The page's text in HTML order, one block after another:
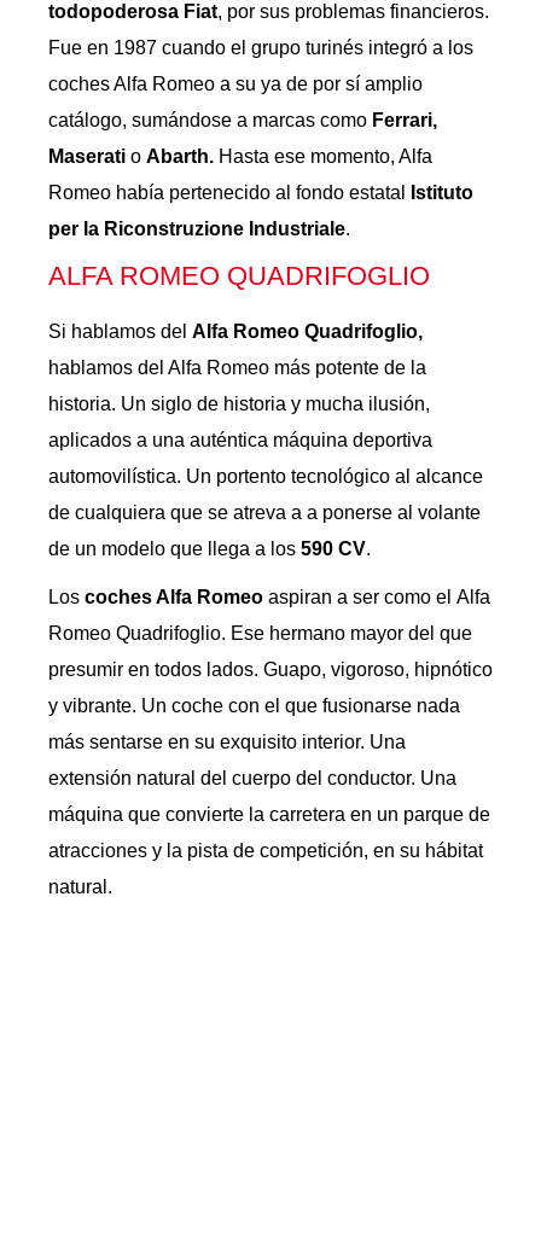
todopoderosa Fiat, por sus problemas financieros.
Fue en 1987 cuando el grupo turinés integró a los
coches Alfa Romeo a su ya de por sí amplio
catálogo, sumándose a marcas como Ferrari,
Maserati o Abarth. Hasta ese momento, Alfa
Romeo había pertenecido al fondo estatal
Istituto
per la Riconstruzione Industriale.
ALFA ROMEO QUADRIFOGLIO
Si hablamos del Alfa Romeo Quadrifoglio,
hablamos del Alfa Romeo más potente de la
historia. Un siglo de historia y mucha ilusión,
aplicados a una auténtica máquina deportiva
automovilística. Un portento tecnológico al alcance
de cualquiera que se atreva a a ponerse al volante
de un modelo que llega a los 590 CV.
Los coches Alfa Romeo aspiran a ser como el Alfa
Romeo Quadrifoglio. Ese hermano mayor del que
presumir en todos lados. Guapo, vigoroso, hipnótico
y vibrante. Un coche con el que fusionarse nada
más sentarse en su exquisito interior. Una
extensión natural del cuerpo del conductor. Una
máquina que convierte la carretera en un parque de
atracciones y la pista de competición, en su hábitat
natural.